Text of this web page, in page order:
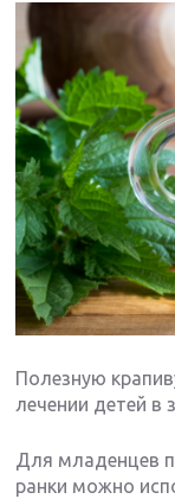
Полезную
лечении детей в
Для младенцев
ранки можно